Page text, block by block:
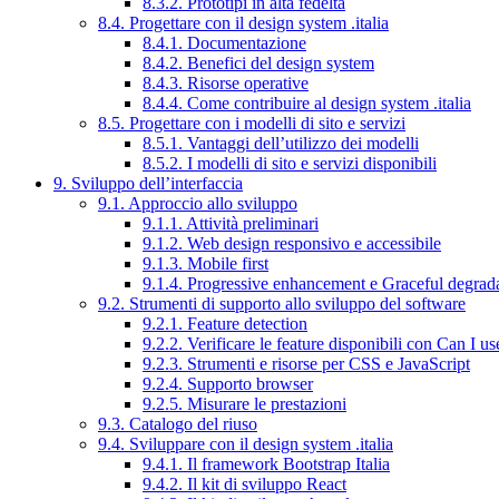
8.4. Progettare con il design system .italia
8.4.1. Documentazione
8.4.2. Benefici del design system
8.4.3. Risorse operative
8.4.4. Come contribuire al design system .italia
8.5. Progettare con i modelli di sito e servizi
8.5.1. Vantaggi dell’utilizzo dei modelli
8.5.2. I modelli di sito e servizi disponibili
9. Sviluppo dell’interfaccia
9.1. Approccio allo sviluppo
9.1.1. Attività preliminari
9.1.2. Web design responsivo e accessibile
9.1.3. Mobile first
9.1.4. Progressive enhancement e Graceful
9.2. Strumenti di supporto allo sviluppo del software
9.2.1. Feature detection
9.2.2. Verificare le feature disponibili con Can I
9.2.3. Strumenti e risorse per CSS e JavaScript
9.2.4. Supporto browser
9.2.5. Misurare le prestazioni
9.3. Catalogo del riuso
9.4. Sviluppare con il design system .italia
9.4.1. Il framework Bootstrap Italia
9.4.2. Il kit di sviluppo React